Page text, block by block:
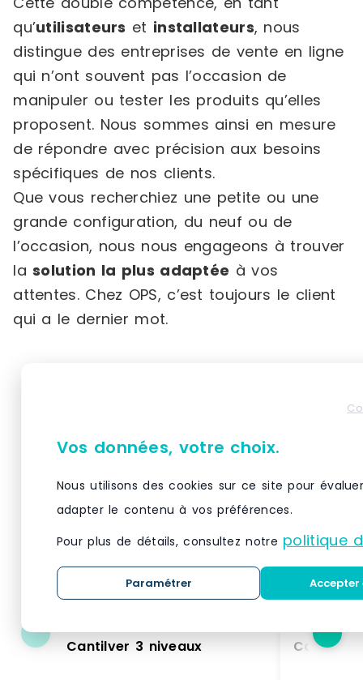
qu’utilisateurs et installateurs, nous
distingue des entreprises de vente en ligne
qui n’ont souvent pas l’occasion de
manipuler ou tester les produits qu’elles
proposent. Nous sommes ainsi en mesure
de répondre avec précision aux besoins
spécifiques de nos clients.
Que vous recherchiez une petite ou une
grande configuration, du neuf ou de
l’occasion, nous nous engageons à trouver
lasolution la plus adaptée à vos
attentes. Chez OPS, c’est toujours le client
qui a le dernier mot.
Cantilver 3 niveaux
Vos données, votre choix.
Nous utilisons des cookies sur ce site pour
adapter le contenu à vos préférences.
Pour plus de détails, consultez notre politique
Paramétrer